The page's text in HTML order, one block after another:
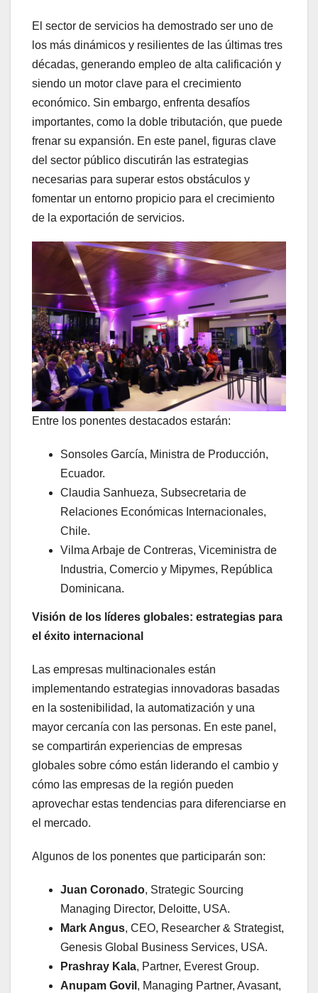
El sector de servicios ha demostrado ser uno de
los más dinámicos y resilientes de las últimas tres
décadas, generando empleo de alta calificación y
siendo un motor clave para el crecimiento
económico. Sin embargo, enfrenta desafíos
importantes, como la doble tributación, que puede
frenar su expansión. En este panel, figuras clave
del sector público discutirán las estrategias
necesarias para superar estos obstáculos y
fomentar un entorno propicio para el crecimiento
de la exportación de servicios.
Entre los ponentes destacados estarán:
Sonsoles García, Ministra de Producción,
Ecuador.
Claudia Sanhueza, Subsecretaria de
Relaciones Económicas Internacionales,
Chile.
Vilma Arbaje de Contreras, Viceministra de
Industria, Comercio y Mipymes, República
Dominicana.
Visión de los líderes globales: estrategias para
el éxito internacional
Las empresas multinacionales están
implementando estrategias innovadoras basadas
en la sostenibilidad, la automatización y una
mayor cercanía con las personas. En este panel,
se compartirán experiencias de empresas
globales sobre cómo están liderando el cambio y
cómo las empresas de la región pueden
aprovechar estas tendencias para diferenciarse en
el mercado.
Algunos de los ponentes que participarán son:
Juan Coronado, Strategic Sourcing
Managing Director, Deloitte, USA.
Mark Angus, CEO, Researcher & Strategist,
Genesis Global Business Services, USA.
Prashray Kala, Partner, Everest Group.
Anupam Govil , Managing Partner, Avasant,